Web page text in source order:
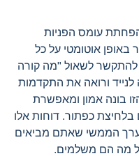
עומס הפניות
אוטומטי על כל
להתקשר לשאול "מה קורה
ורואה את התקדמות
בונה אמון ומאפשרת
כפתור. דוחות אלו
הערך הממשי שאתם מביאים
מה הם משלמים.